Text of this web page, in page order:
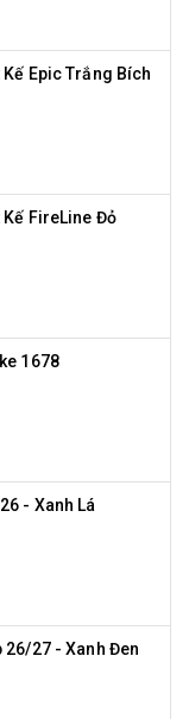
Epic Trắng Bích
FireLine Đỏ
1678
- Xanh Lá
26/27 - Xanh Đen